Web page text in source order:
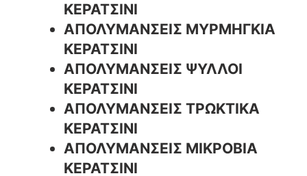
ΚΕΡΑΤΣΙΝΙ
ΑΠΟΛΥΜΑΝΣΕΙΣ ΜΥΡΜΗΓΚΙΑ
ΚΕΡΑΤΣΙΝΙ
ΑΠΟΛΥΜΑΝΣΕΙΣ ΨΥΛΛΟΙ
ΚΕΡΑΤΣΙΝΙ
ΑΠΟΛΥΜΑΝΣΕΙΣ ΤΡΩΚΤΙΚΑ
ΚΕΡΑΤΣΙΝΙ
ΑΠΟΛΥΜΑΝΣΕΙΣ ΜΙΚΡΟΒΙΑ
ΚΕΡΑΤΣΙΝΙ